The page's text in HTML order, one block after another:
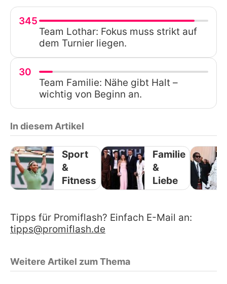
345
Team Lothar: Fokus muss strikt auf
dem Turnier liegen.
30
Team Familie: Nähe gibt Halt –
wichtig von Beginn an.
In diesem Artikel
Sport
&
Fitness
Familie
&
Liebe
Tipps für Promiflash? Einfach E-Mail an:
tipps@promiflash.de
Weitere Artikel zum Thema